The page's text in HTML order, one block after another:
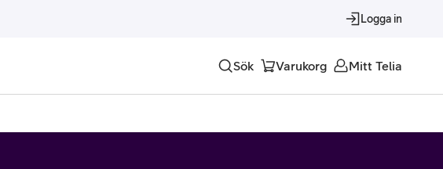
Logga in
Sök Varukorg Mitt Telia